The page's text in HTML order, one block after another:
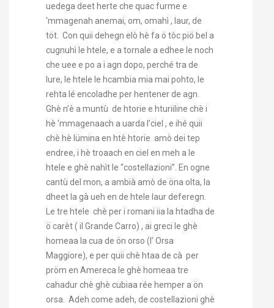
uedega deet herte che quac furme e
‘mmagenah anemai, om, omahì , laur, de
töt. Con quii dehegn elò hè fa ö tòc piö bel a
cugnuhì le htele, e a tornale a edhee le noch
che uee e po a i agn dopo, perché tra de
lure, le htele le hcambia mia mai pohto, le
rehta lé encoladhe per hentener de agn.
Ghè n’è a muntù de htorie e hturiiline chè i
hè ‘mmagenaach a uarda l’ciel , e ihé quii
chè hè lümina en htè htorie amò dei tep
endree, i hè troaach en ciel en meh a le
htele e ghè nahìt le “costellazioni”. En ogne
cantù del mon, a ambià amò de öna olta, la
dheet la gà ueh en de htele laur deferegn.
Le tre htele chè per i romani iia la htadha de
ö carèt ( il Grande Carro) , ai greci le ghè
homeaa la cua de ön orso (l’ Orsa
Maggiore), e per quii chè htaa de cà per
pröm en Amereca le ghè homeaa tre
cahadur chè ghè cubiaa rée hemper a ön
orsa. Adeh come adeh, de costellazioni ghè